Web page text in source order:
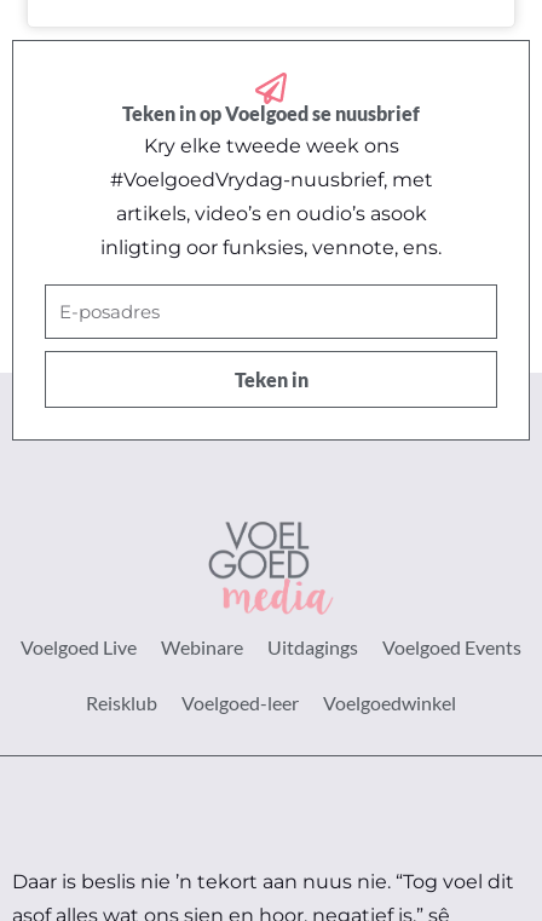
Teken in op Voelgoed se nuusbrief
Kry elke tweede week ons
#VoelgoedVrydag-nuusbrief, met
artikels, video’s en oudio’s asook
inligting oor funksies, vennote, ens.
posadres
Teken in
Voelgoed Live Webinare Uitdagings Voelgoed Events
Reisklub Voelgoed-leer Voelgoedwinkel
Daar is beslis nie ’n tekort aan nuus nie. “Tog voel dit
asof alles wat ons sien en hoor, negatief is,” sê